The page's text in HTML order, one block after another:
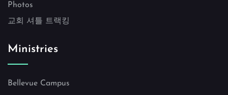
Photos
교회 셔틀 트랙킹
Ministries
Bellevue Campus